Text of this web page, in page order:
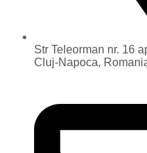
Str Teleorman nr. 16
Cluj-Napoca,